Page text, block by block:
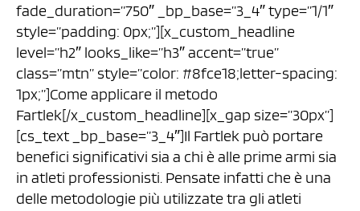
fade_duration=”750″ _bp_base=”3_4″ type=”1/1″
style=”padding: 0px;”][x_custom_headline
level=”h2″ looks_like=”h3″ accent=”true”
class=”mtn” style=”color: #8fce18;letter-spacing:
1px;”]Come applicare il metodo
Fartlek[/x_custom_headline][x_gap size=”30px”]
[cs_text _bp_base=”3_4″]Il Fartlek può portare
benefici significativi sia a chi è alle prime armi sia
in atleti professionisti. Pensate infatti che è una
delle metodologie più utilizzate tra gli atleti